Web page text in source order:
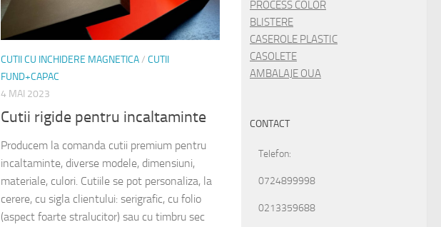
CUTII CU INCHIDERE MAGNETICA/ CUTII
FUND+CAPAC
4 MAI 2023
Cutii rigide pentru incaltaminte
Producem la comanda cutii premium pentru
incaltaminte, diverse modele, dimensiuni,
materiale, culori. Cutiile se pot personaliza, la
cerere, cu sigla clientului: serigrafic, cu folio
(aspect foarte stralucitor) sau cu timbru sec
PROCESS COLOR
BLISTERE
CASEROLE PLASTIC
CASOLETE
AMBALAJE OUA
CONTACT
Telefon:
0724899998
0213359688